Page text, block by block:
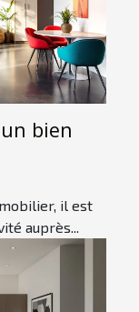
bien
il est
auprès...